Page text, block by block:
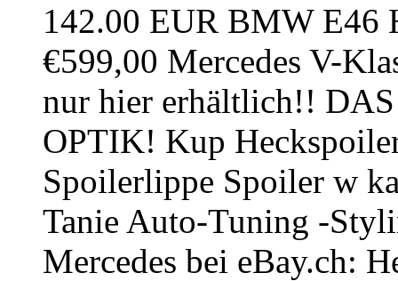
142.00 EUR BMW E46
€599,00 Mercedes V-
nur hier erhältlich!!
OPTIK! Kup
Spoilerlippe Spoiler w
Tanie Auto-Tuning -
Mercedes bei eBay.ch: